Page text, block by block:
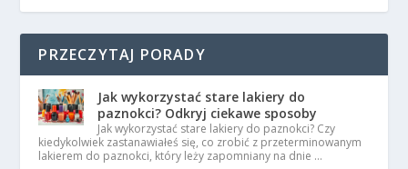
PRZECZYTAJ PORADY
Jak wykorzystać stare lakiery do
paznokci? Odkryj ciekawe sposoby
Jak wykorzystać stare lakiery do paznokci? Czy
kiedykolwiek zastanawiałeś się, co zrobić z przeterminowanym
lakierem do paznokci, który leży zapomniany na dnie …